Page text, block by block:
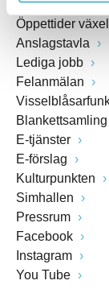
Öppettider
Anslagstavla
Lediga jobb
Felanmälan
Blankettsamling
E-tjänster
E-förslag
Kulturpunkten
Simhallen
Pressrum
Facebook
Instagram
You Tube